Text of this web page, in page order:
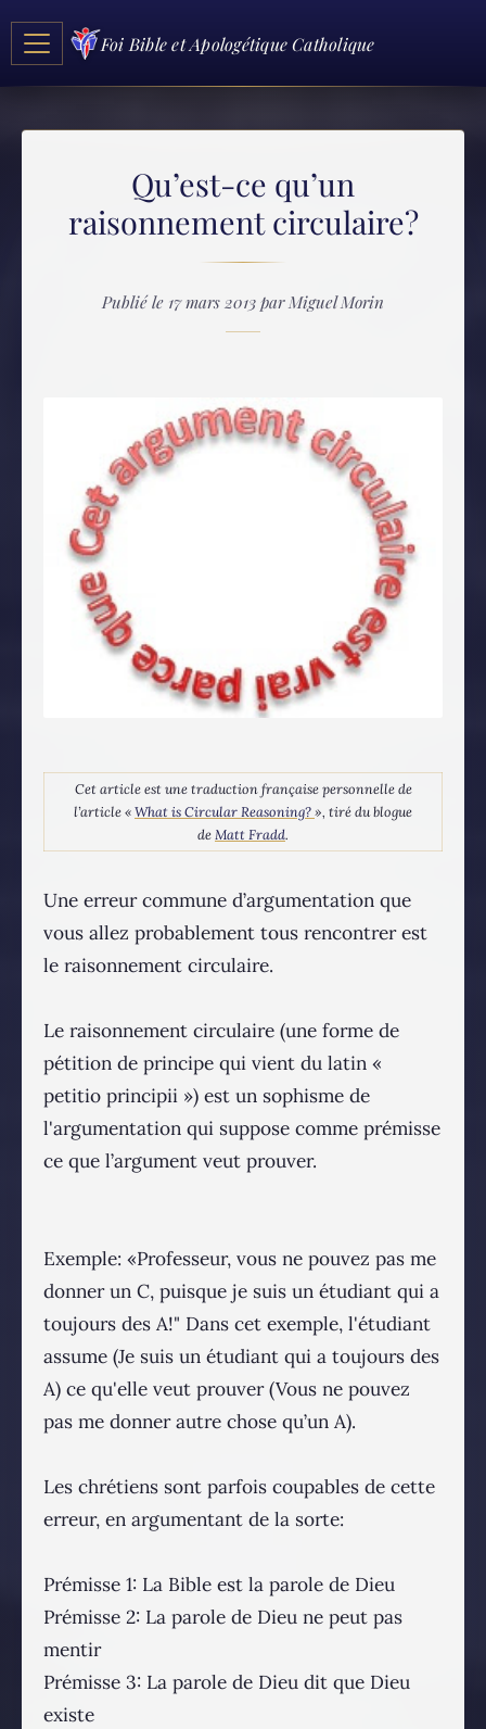
Foi Bible et Apologétique Catholique
Qu’est-ce qu’un
raisonnement circulaire?
Publié le 17 mars 2013 par Miguel Morin
Cet article est une traduction française personnelle de
l’article «What is Circular Reasoning?», tiré du blogue
deMatt Fradd.
Une erreur commune d’argumentation que
vous allez probablement tous rencontrer est
le raisonnement circulaire.
Le raisonnement circulaire (une forme de
pétition de principe qui vient du latin «
petitio principii ») est un sophisme de
l'argumentation qui suppose comme prémisse
ce que l’argument veut prouver.
Exemple: «Professeur, vous ne pouvez pas me
donner un C, puisque je suis un étudiant qui a
toujours des A!" Dans cet exemple, l'étudiant
assume (Je suis un étudiant qui a toujours des
A) ce qu'elle veut prouver (Vous ne pouvez
pas me donner autre chose qu’un A).
Les chrétiens sont parfois coupables de cette
erreur, en argumentant de la sorte:
Prémisse 1: La Bible est la parole de Dieu
Prémisse 2: La parole de Dieu ne peut pas
mentir
Prémisse 3: La parole de Dieu dit que Dieu
existe